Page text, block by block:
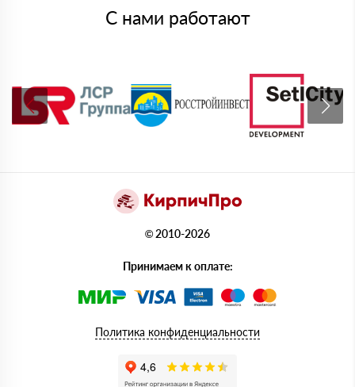
С нами работают
© 2010-2026
Принимаем к оплате:
Политика конфиденциальности